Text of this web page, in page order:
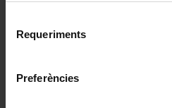
consultar laPolítica de
Requeriments
Preferències
Campus Virtual